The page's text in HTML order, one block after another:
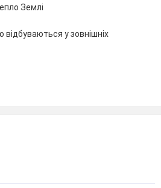
Землі
відбуваються у зовнішніх